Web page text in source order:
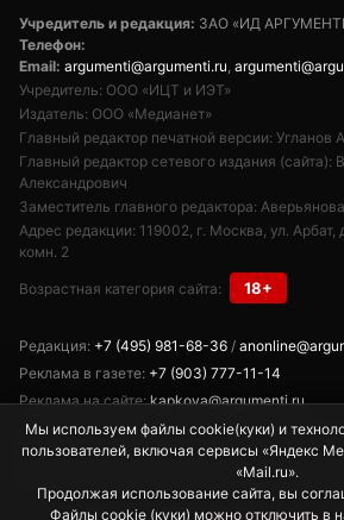
Учредитель и редакция: ЗАО «ИД
Телефон:
Email: argumenti@argumenti.ru
Учредитель: ООО «ИЦТ и ИЭТ»
Издатель: ООО «Медианет»
Главный редактор печатной версии: Угланов
Главный редактор сетевого издания (сайта):
Александрович
Заместитель главного редактора:
Адрес редакции: 119002, г. Москва, ул. Арбат,
комн. 2
Возрастная категория сайта: 18+
Редакция: +7 (495) 981-68-36 /
Реклама в газете: +7 (903) 777-11-14
Реклама на сайте:kapkova@argumenti.ru
Свободное использование текстов, фото и
при условии обязательной гиперссылки на
Использование в печатных СМИ — только с
Мы используем файлы cookie(куки) и
пользователей, включая сервисы «Яндекс
«Mail.ru».
Продолжая использование сайта, вы
Файлы cookie (куки) можно отключить в